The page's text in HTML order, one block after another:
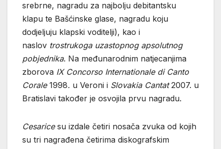
srebrne, nagradu za najbolju debitantsku
klapu te Bašćinske glase, nagradu koju
dodjeljuju klapski voditelji), kao i
naslov trostrukoga uzastopnog apsolutnog
pobjednika. Na međunarodnim natjecanjima
zborova IX Concorso Internationale di Canto
Corale 1998. u Veroni i Slovakia Cantat2007. u
Bratislavi također je osvojila prvu nagradu.
Cesaricesu izdale četiri nosača zvuka od kojih
su tri nagrađena četirima diskografskim